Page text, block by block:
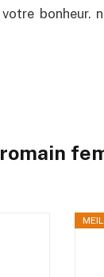
bonheur.